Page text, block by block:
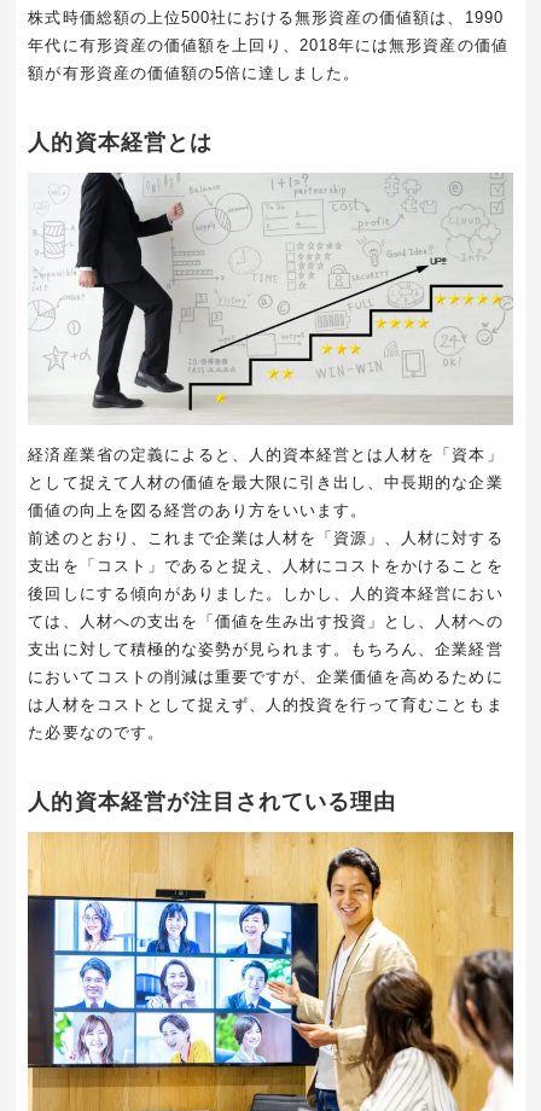
株式時価総額の上位500社における無形資産の価値額は、1990
年代に有形資産の価値額を上回り、2018年には無形資産の価値
額が有形資産の価値額の5倍に達しました。
人的資本経営とは
経済産業省の定義によると、人的資本経営とは人材を「資本」
として捉えて人材の価値を最大限に引き出し、中長期的な企業
価値の向上を図る経営のあり方をいいます。
前述のとおり、これまで企業は人材を「資源」、人材に対する
支出を「コスト」であると捉え、人材にコストをかけることを
後回しにする傾向がありました。しかし、人的資本経営におい
ては、人材への支出を「価値を生み出す投資」とし、人材への
支出に対して積極的な姿勢が見られます。もちろん、企業経営
においてコストの削減は重要ですが、企業価値を高めるために
は人材をコストとして捉えず、人的投資を行って育むこともま
た必要なのです。
人的資本経営が注目されている理由